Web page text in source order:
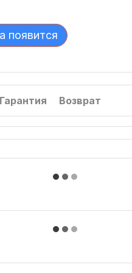
появится
Гарантия Возврат